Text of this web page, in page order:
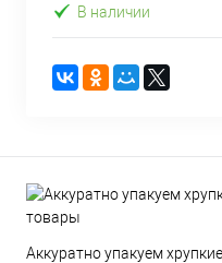
В наличии
Аккуратно упакуем хрупкие